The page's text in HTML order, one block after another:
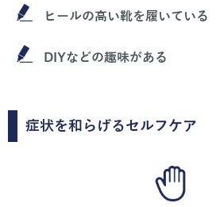
ヒールの高い靴を履いている
DIYなどの趣味がある
症状を和らげるセルフケア